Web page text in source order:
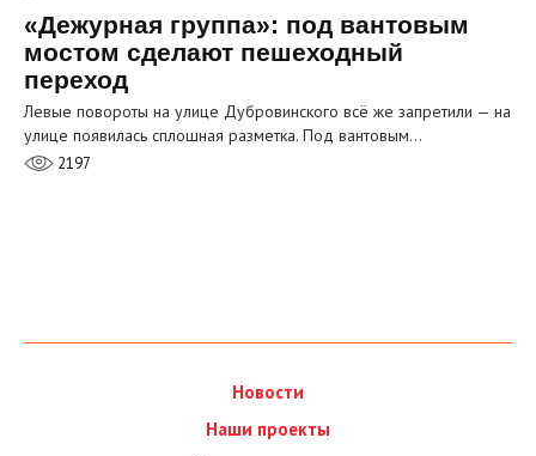
«Дежурная группа»: под вантовым
мостом сделают пешеходный
переход
Левые повороты на улице Дубровинского всё же запретили — на
улице появилась сплошная разметка. Под вантовым…
2197
Новости
Наши проекты